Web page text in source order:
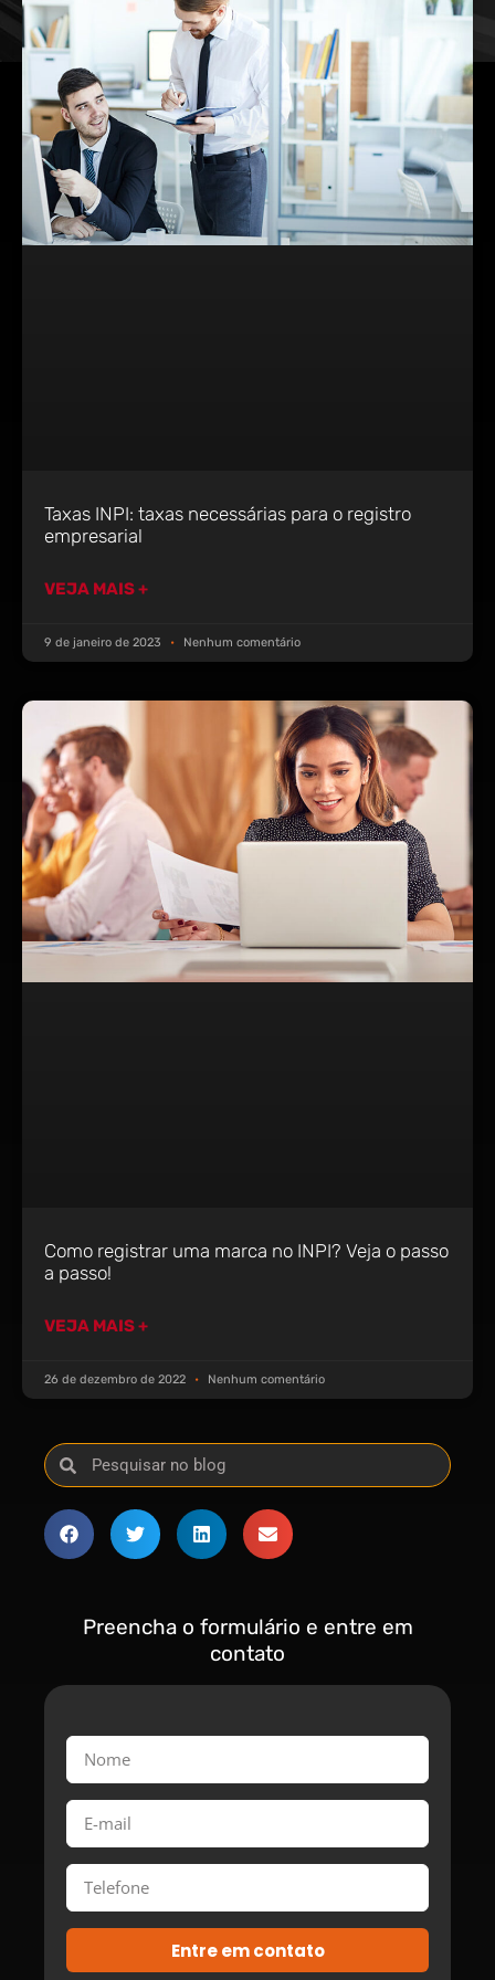
Taxas INPI: taxas necessárias para o registro
empresarial
VEJA MAIS +
9 de janeiro de 2023 Nenhum comentário
Como registrar uma marca no INPI? Veja o passo
a passo!
VEJA MAIS +
26 de dezembro de 2022 Nenhum comentário
Preencha o formulário e entre em
contato
Entre em contato